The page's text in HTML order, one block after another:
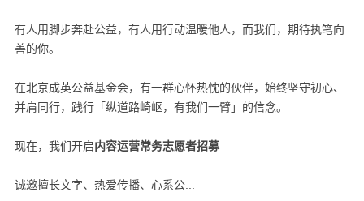
有人用脚步奔赴公益，有人用行动温暖他人，而我们，期待执笔向
善的你。
在北京成英公益基金会，有一群心怀热忱的伙伴，始终坚守初心、
并肩同行，践行「纵道路崎岖，有我们一臂」的信念。
现在，我们开启内容运营常务志愿者招募
诚邀擅长文字、热爱传播、心系公...